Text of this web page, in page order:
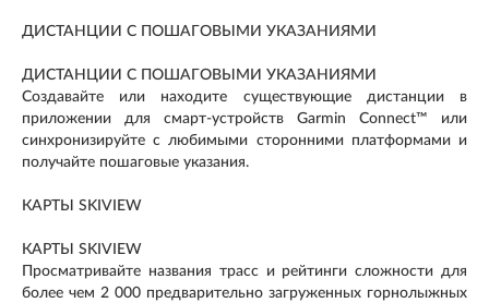
ДИСТАНЦИИ С ПОШАГОВЫМИ УКАЗАНИЯМИ
ДИСТАНЦИИ С ПОШАГОВЫМИ УКАЗАНИЯМИ
Создавайте или находите существующие дистанции в
приложении для смарт-устройств Garmin Connect™ или
синхронизируйте с любимыми сторонними платформами и
получайте пошаговые указания.
КАРТЫ SKIVIEW
КАРТЫ SKIVIEW
Просматривайте названия трасс и рейтинги сложности для
более чем 2 000 предварительно загруженных горнолыжных